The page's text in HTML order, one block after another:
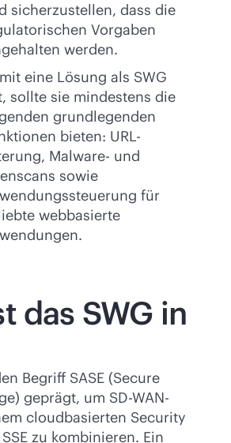
sicherzustellen, dass die
Vorgaben
werden.
eine Lösung als SWG
sollte sie mindestens die
grundlegenden
bieten: URL-
Malware- und
sowie
für
webbasierte
das SWG in
Begriff SASE (Secure
geprägt, um SD-WAN-
cloudbasierten Security
zu kombinieren. Ein